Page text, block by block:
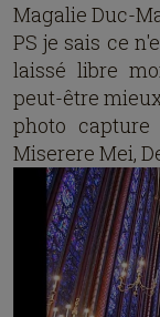
Magalie Duc-
PS je sais ce
laissé libre
peut-être
photo
Miserere Mei,